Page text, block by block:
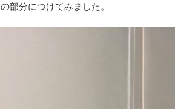
部分につけてみました。